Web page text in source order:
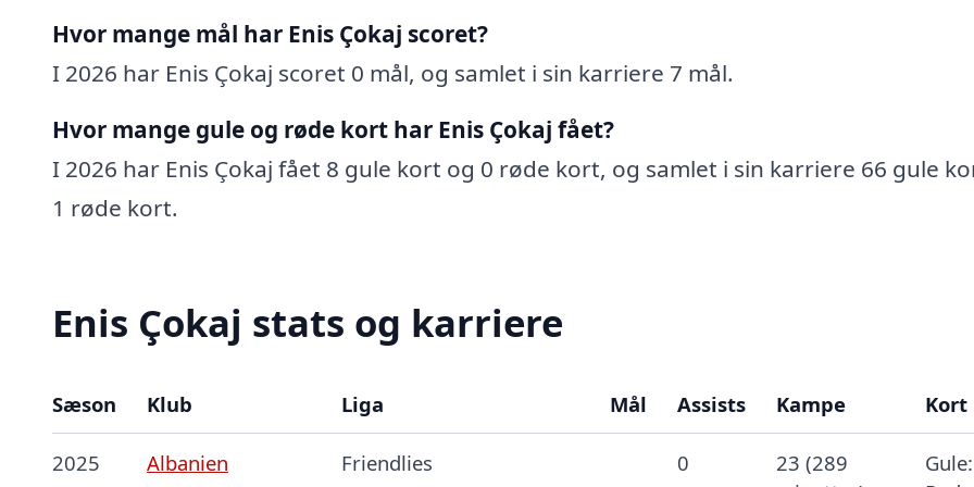
Hvor mange mål har Enis Çokaj scoret?
I 2026 har Enis Çokaj scoret 0 mål, og samlet i sin karriere 7 mål.
Hvor mange gule og røde kort har Enis Çokaj fået?
I 2026 har Enis Çokaj fået 8 gule kort og 0 røde kort, og samlet i sin karriere 66 gule
1 røde kort.
Enis Çokaj stats og karriere
Sæson Klub Liga Mål Assists Kampe Kort
2025 Albanien Friendlies 0
23 (289